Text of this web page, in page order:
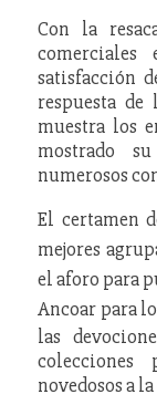
Con la
comerciales
satisfacción
respuesta
muestra los
mostrado
numerosos
El certamen
mejores
el aforo para
Ancoar para
las
colecciones
novedosos a